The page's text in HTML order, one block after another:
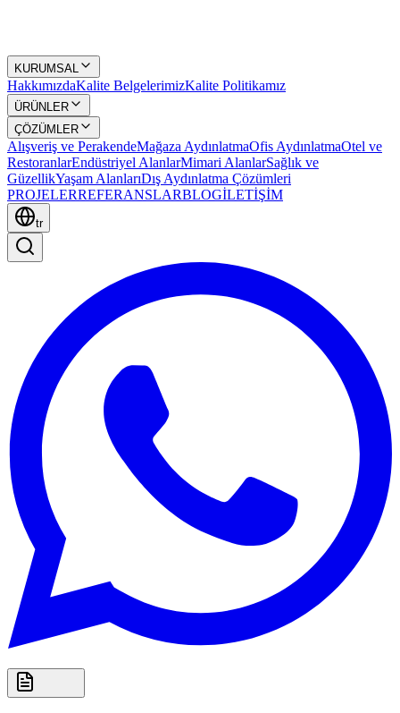
KURUMSAL
HakkımızdaKalite BelgelerimizKalite Politikamız
ÜRÜNLER
ÇÖZÜMLER
Alışveriş ve PerakendeMağaza AydınlatmaOfis AydınlatmaOtel ve
RestoranlarEndüstriyel AlanlarMimari AlanlarSağlık ve
GüzellikYaşam AlanlarıDış Aydınlatma Çözümleri
PROJELERREFERANSLARBLOGİLETİŞİM
tr